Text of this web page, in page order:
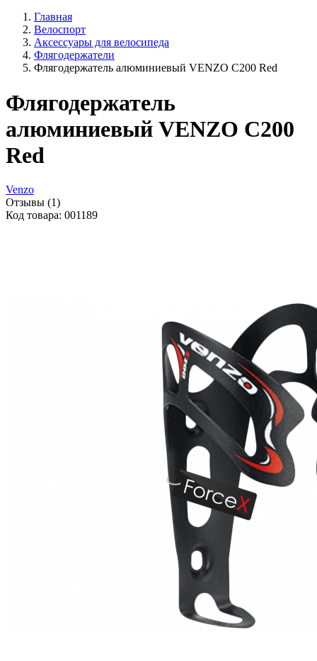
Главная
Велоспорт
Аксессуары для велосипеда
Флягодержатели
Флягодержатель алюминиевый VENZO C200 Red
Флягодержатель
алюминиевый VENZO C200
Red
Venzo
Отзывы (1)
Код товара: 001189